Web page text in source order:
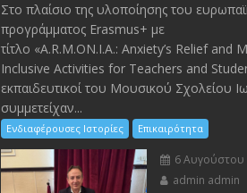
Στο πλαίσιο της υλοποίησης του
προγράμματος Erasmus+ με
τίτλο «A.R.M.ON.I.A.: Anxiety’s Relief and
Inclusive Activities for Teachers and
εκπαιδευτικοί του Μουσικού Σχολείου
συμμετείχαν...
Ενδιαφέρουσες Ιστορίες Επικαιρότητα
6 Αυγούστου
admin admin